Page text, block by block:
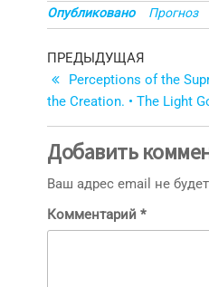
Опубликовано Прогноз
Навигация
по
записям
Предыдущая
запись
ПРЕДЫДУЩАЯ
Perceptions of the
the Creation. • The Light
Добавить
Ваш адрес email не
Комментарий *